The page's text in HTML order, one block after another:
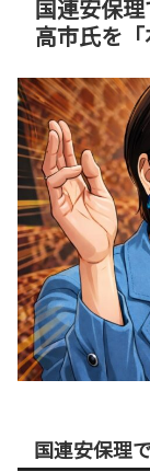
国連安保
高市氏を
国連安保理